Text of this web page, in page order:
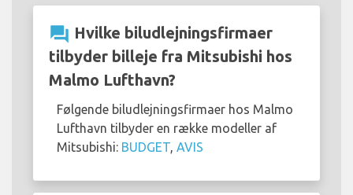
question_answer Hvilke biludlejningsfirmaer
tilbyder billeje fra Mitsubishi hos
Malmo Lufthavn?
Følgende biludlejningsfirmaer hos Malmo
Lufthavn tilbyder en række modeller af
Mitsubishi: BUDGET, AVIS